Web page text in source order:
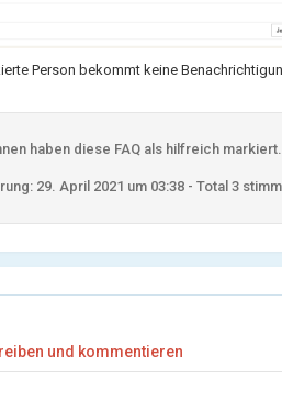
Person bekommt keine
haben diese FAQ als hilfreich
29. April 2021 um 03:38 - Total 3
und kommentieren